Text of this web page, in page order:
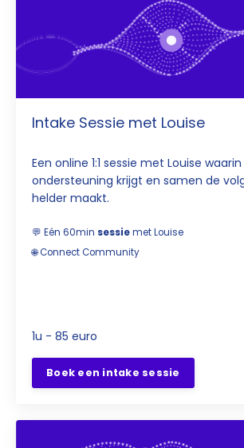
Intake Sessie met Louise
Een online 1:1 sessie met Louise waarin
ondersteuning krijgt en samen de
helder maakt.
💬 Eén 60min sessiemet Louise
🌐Connect Community
1u - 85 euro
Boek een intake sessie